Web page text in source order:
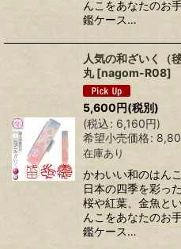
んこをあなたのお
鑑ケース…
人気の和ざいく（
丸 [nagom-R08]
5,600円(税別)
(税込: 6,160円)
希望小売価格:
在庫あり
かわいい和のはん
日本の四季を彩っ
桜や紅葉、金魚と
んこをあなたのお
鑑ケース…